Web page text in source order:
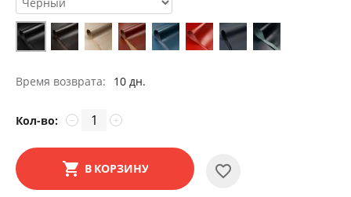
Время возврата: 10 дн.
Кол-во: +
−
В КОРЗИНУ